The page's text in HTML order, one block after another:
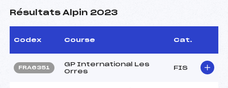
Résultats Alpin 2023
Codex Course Cat.
FRA6351
GP International Les
Orres
FIS